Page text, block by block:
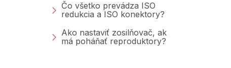
Čo všetko prevádza ISO
redukcia a ISO konektory?
Ako nastaviť zosilňovač, ak
má poháňať reproduktory?